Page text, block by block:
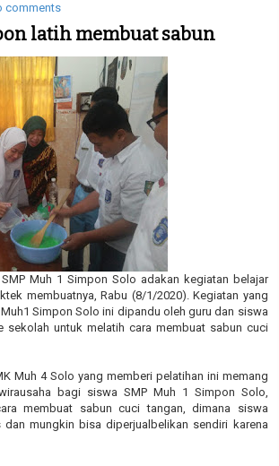
comments
latih membuat sabun
Muh 1 Simpon Solo adakan kegiatan belajar
membuatnya, Rabu (8/1/2020). Kegiatan yang
Simpon Solo ini dipandu oleh guru dan siswa
sekolah untuk melatih cara membuat sabun cuci
Muh 4 Solo yang memberi pelatihan ini memang
bagi siswa SMP Muh 1 Simpon Solo,
membuat sabun cuci tangan, dimana siswa
mungkin bisa diperjualbelikan sendiri karena